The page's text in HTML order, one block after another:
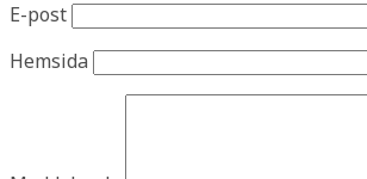
E-post
Hemsida